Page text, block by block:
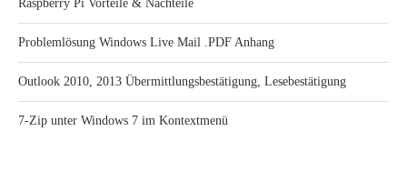
Raspberry Pi Vorteile & Nachteile
Problemlösung Windows Live Mail .PDF Anhang
Outlook 2010, 2013 Übermittlungsbestätigung, Lesebestätigung
7-Zip unter Windows 7 im Kontextmenü